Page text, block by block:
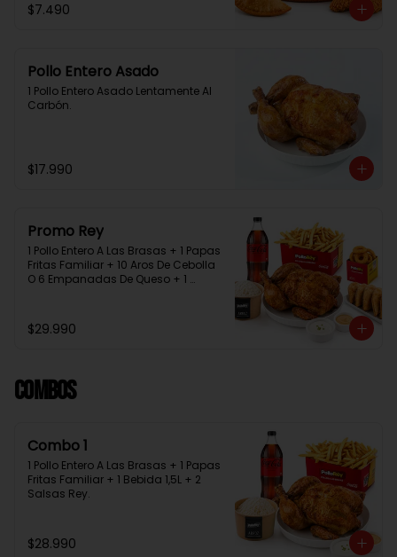
$7.490
Pollo Entero Asado
1 Pollo Entero Asado Lentamente Al
Carbón.
$17.990
Promo Rey
1 Pollo Entero A Las Brasas + 1 Papas
Fritas Familiar + 10 Aros De Cebolla
O 6 Empanadas De Queso + 1
$29.990
Combos
Combo 1
1 Pollo Entero A Las Brasas + 1 Papas
Fritas Familiar + 1 Bebida 1,5L + 2
Salsas Rey.
$28.990